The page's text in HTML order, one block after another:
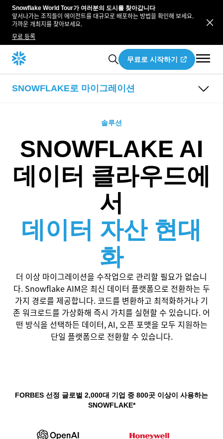
Snowflake World Tour가 여러분의 도시를 찾아갑니다
앞서나가는 조직들이 에이전트를 대규모로 배포하는 방법을 확인해 보세요.
가까운 개최지를 찾아보세요.
무료 등록
무료로 시작하기
SNOWFLAKE로 마이그레이션
SQL Server에서 Snowflake로의 전환
Teradata에서 Snowflake로의 전환
Spark에서 Snowpark로의 전환
Snowflake로의 데이터 웨어하우스 마이그레이션 프로세
스
Snowconvert AI
Snowpark 마이그레이션 가속화 도구
마이그레이션 파트너
솔루션
SNOWFLAKE AI
데이터 클라우드에
서
데이터 자산 현대
화
더 이상 마이그레이션을 수작업으로 관리할 필요가 없습니
다. Snowflake AIM은 최신 데이터 플랫폼으로 전환하는 두
가지 경로를 제공합니다. 코드를 변환하고 최적화하거나 기
존 워크로드를 가상화해 즉시 가치를 실현할 수 있습니다. 어
떤 방식을 선택하든 데이터, AI, 오픈 포맷을 모두 지원하는
단일 플랫폼으로 전환할 수 있습니다.
FORBES 선정 글로벌 2,000대 기업 중 800곳 이상이 사용하는
SNOWFLAKE*